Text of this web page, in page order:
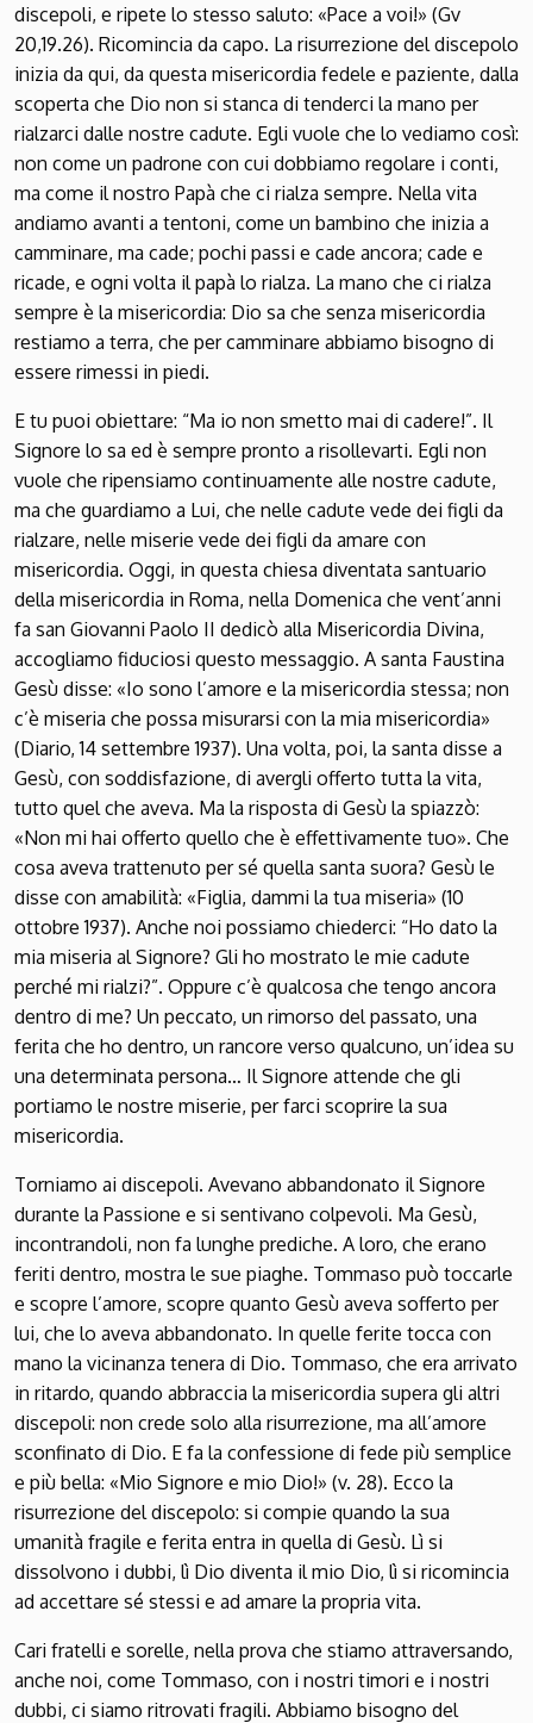
discepoli, e ripete lo stesso saluto: «Pace a voi!» (Gv
20,19.26). Ricomincia da capo. La risurrezione del discepolo
inizia da qui, da questa misericordia fedele e paziente, dalla
scoperta che Dio non si stanca di tenderci la mano per
rialzarci dalle nostre cadute. Egli vuole che lo vediamo così:
non come un padrone con cui dobbiamo regolare i conti,
ma come il nostro Papà che ci rialza sempre. Nella vita
andiamo avanti a tentoni, come un bambino che inizia a
camminare, ma cade; pochi passi e cade ancora; cade e
ricade, e ogni volta il papà lo rialza. La mano che ci rialza
sempre è la misericordia: Dio sa che senza misericordia
restiamo a terra, che per camminare abbiamo bisogno di
essere rimessi in piedi.
E tu puoi obiettare: “Ma io non smetto mai di cadere!”. Il
Signore lo sa ed è sempre pronto a risollevarti. Egli non
vuole che ripensiamo continuamente alle nostre cadute,
ma che guardiamo a Lui, che nelle cadute vede dei figli da
rialzare, nelle miserie vede dei figli da amare con
misericordia. Oggi, in questa chiesa diventata santuario
della misericordia in Roma, nella Domenica che vent’anni
fa san Giovanni Paolo II dedicò alla Misericordia Divina,
accogliamo fiduciosi questo messaggio. A santa Faustina
Gesù disse: «Io sono l’amore e la misericordia stessa; non
c’è miseria che possa misurarsi con la mia misericordia»
(Diario, 14 settembre 1937). Una volta, poi, la santa disse a
Gesù, con soddisfazione, di avergli offerto tutta la vita,
tutto quel che aveva. Ma la risposta di Gesù la spiazzò:
«Non mi hai offerto quello che è effettivamente tuo». Che
cosa aveva trattenuto per sé quella santa suora? Gesù le
disse con amabilità: «Figlia, dammi la tua miseria» (10
ottobre 1937). Anche noi possiamo chiederci: “Ho dato la
mia miseria al Signore? Gli ho mostrato le mie cadute
perché mi rialzi?”. Oppure c’è qualcosa che tengo ancora
dentro di me? Un peccato, un rimorso del passato, una
ferita che ho dentro, un rancore verso qualcuno, un’idea su
una determinata persona… Il Signore attende che gli
portiamo le nostre miserie, per farci scoprire la sua
misericordia.
Torniamo ai discepoli. Avevano abbandonato il Signore
durante la Passione e si sentivano colpevoli. Ma Gesù,
incontrandoli, non fa lunghe prediche. A loro, che erano
feriti dentro, mostra le sue piaghe. Tommaso può toccarle
e scopre l’amore, scopre quanto Gesù aveva sofferto per
lui, che lo aveva abbandonato. In quelle ferite tocca con
mano la vicinanza tenera di Dio. Tommaso, che era arrivato
in ritardo, quando abbraccia la misericordia supera gli altri
discepoli: non crede solo alla risurrezione, ma all’amore
sconfinato di Dio. E fa la confessione di fede più semplice
e più bella: «Mio Signore e mio Dio!» (v. 28). Ecco la
risurrezione del discepolo: si compie quando la sua
umanità fragile e ferita entra in quella di Gesù. Lì si
dissolvono i dubbi, lì Dio diventa il mio Dio, lì si ricomincia
ad accettare sé stessi e ad amare la propria vita.
Cari fratelli e sorelle, nella prova che stiamo attraversando,
anche noi, come Tommaso, con i nostri timori e i nostri
dubbi, ci siamo ritrovati fragili. Abbiamo bisogno del